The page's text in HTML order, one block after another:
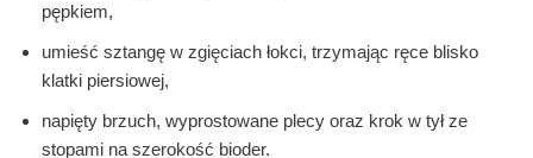
pępkiem,
umieść sztangę w zgięciach łokci, trzymając ręce blisko
klatki piersiowej,
napięty brzuch, wyprostowane plecy oraz krok w tył ze
stopami na szerokość bioder.